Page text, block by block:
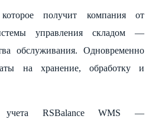
получит компания от
управления складом —
обслуживания. Одновременно
на хранение, обработку и
учета RSBalance WMS —